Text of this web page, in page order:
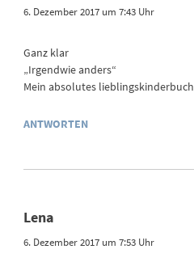
6. Dezember 2017 um 7:43 Uhr
Ganz klar
„Irgendwie anders“
Mein absolutes lieblingskinderbuch
ANTWORTEN
Lena
6. Dezember 2017 um 7:53 Uhr